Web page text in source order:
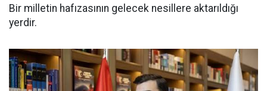
Bir milletin hafızasının gelecek nesillere aktarıldığı
yerdir.